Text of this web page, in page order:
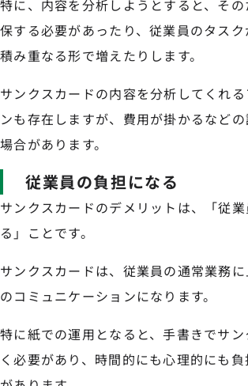
特に、内容を分析しようとすると、そ
保する必要があったり、従業員のタス
積み重なる形で増えたりします。
サンクスカードの内容を分析してくれ
ンも存在しますが、費用が掛かるなど
場合があります。
従業員の負担になる
サンクスカードのデメリットは、「従
る」ことです。
サンクスカードは、従業員の通常業務
のコミュニケーションになります。
特に紙での運用となると、手書きでサ
く必要があり、時間的にも心理的にも